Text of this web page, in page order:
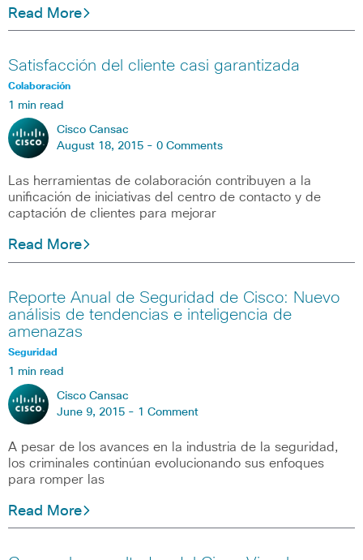
Read More
Satisfacción del cliente casi garantizada
Colaboración
1 min read
Cisco Cansac
August 18, 2015 - 0 Comments
Las herramientas de colaboración contribuyen a la
unificación de iniciativas del centro de contacto y de
captación de clientes para mejorar
Read More
Reporte Anual de Seguridad de Cisco: Nuevo
análisis de tendencias e inteligencia de
amenazas
Seguridad
1 min read
Cisco Cansac
June 9, 2015 - 1 Comment
A pesar de los avances en la industria de la seguridad,
los criminales continúan evolucionando sus enfoques
para romper las
Read More